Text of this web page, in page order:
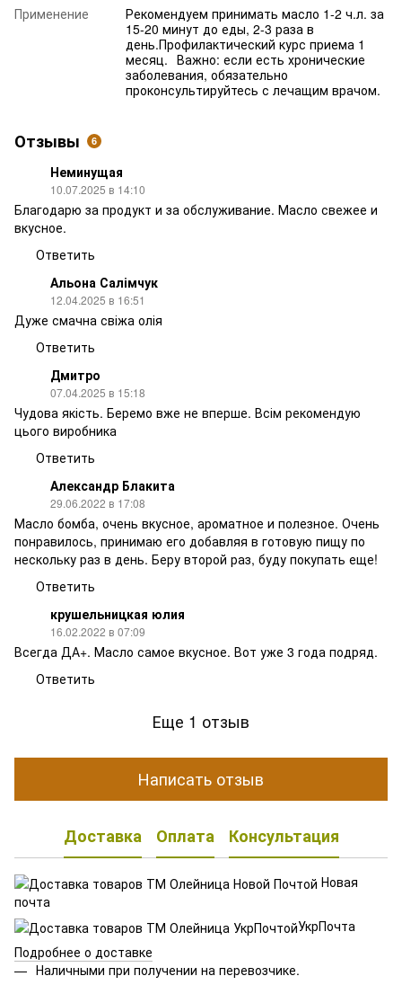
Применение
Рекомендуем принимать масло 1-2 ч.л. за
15-20 минут до еды, 2-3 раза в
день.Профилактический курс приема 1
месяц.⠀Важно: если есть хронические
заболевания, обязательно
проконсультируйтесь с лечащим врачом.
Отзывы 6
Неминущая
10.07.2025 в 14:10
Благодарю за продукт и за обслуживание. Масло свежее и
вкусное.
Ответить
Альона Салімчук
12.04.2025 в 16:51
Дуже смачна свіжа олія
Ответить
Дмитро
07.04.2025 в 15:18
Чудова якість. Беремо вже не вперше. Всім рекомендую
цього виробника
Ответить
Александр Блакита
29.06.2022 в 17:08
Масло бомба, очень вкусное, ароматное и полезное. Очень
понравилось, принимаю его добавляя в готовую пищу по
нескольку раз в день. Беру второй раз, буду покупать еще!
Ответить
крушельницкая юлия
16.02.2022 в 07:09
Всегда ДА+. Масло самое вкусное. Вот уже 3 года подряд.
Ответить
Еще 1 отзыв
Написать отзыв
Доставка Оплата Консультация
Новая
почта
УкрПочта
Подробнее о доставке
Наличными при получении на перевозчике.